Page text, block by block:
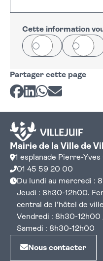
+
−
Cette information
Oui Non
Partager cette page
Partager sur Facebook
Partager sur
Partager sur
Partager
Mairie de la Ville de
1 esplanade Pierre-
01 45 59 20 00
Du lundi au mercredi :
Jeudi : 8h30-12h00.
central de l'hôtel de
Vendredi : 8h30-12h00
Samedi : 8h30-12h00
Nous contacter